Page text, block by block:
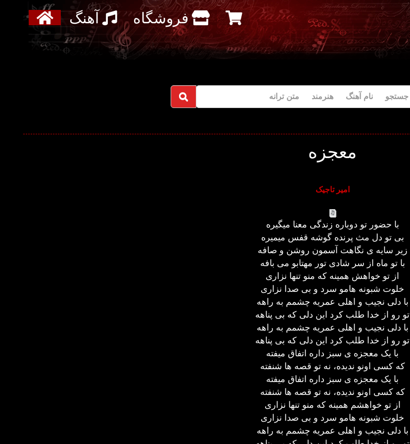
آهنگ فروشگاه
جستجو نام آهنگ هنرمند متن ترانه
معجزه
امیر تاجیک
با حضور تو دوباره زندگی معنا میگیره
بی تو دل مث پرنده گوشه قفس میمیره
زیر سایه ی نگاهت آسمون روشن و صافه
با تو ماه از سر شادی تور مهتابو می بافه
از تو خواهش همینه که منو تنها نزاری
خلوت شبونه هامو سرد و بی صدا نزاری
با دلی نجیب و اهلی عمریه چشمم به راهه
تو رو از خدا طلب کرد این دلی که بی پناهه
با دلی نجیب و اهلی عمریه چشمم به راهه
تو رو از خدا طلب کرد این دلی که بی پناهه
با یک معجزه ی سبز داره اتفاق میفته
که کسی اونو ندیده، نه تو قصه ها شنفته
با یک معجزه ی سبز داره اتفاق میفته
که کسی اونو ندیده، نه تو قصه ها شنفته
از تو خواهشم همینه که منو تنها نزاری
خلوت شبونه هامو سرد و بی صدا نزاری
با دلی نجیب و اهلی عمریه چشمم به راهه